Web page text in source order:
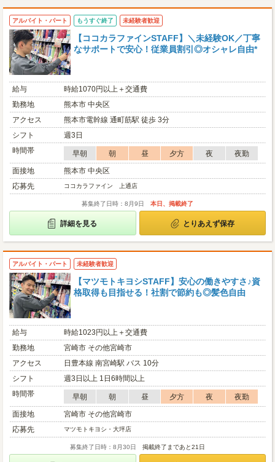
アルバイト・パート もうすぐ終了 未経験者歓迎
【ココカラファインSTAFF】＼未経験OK／丁寧
なサポートで安心！従業員割引◎オシャレ自由*
給与
時給1070円以上＋交通費
勤務地
熊本市 中央区
アクセス
熊本市電幹線 通町筋駅 徒歩 3分
シフト
週3日
時間帯
早朝 朝 昼 夕方 夜
夜勤
面接地
熊本市 中央区
応募先
ココカラファイン 上通店
募集終了日時：8月9日 本日、掲載終了
詳細を見る とりあえず保存
アルバイト・パート 未経験者歓迎
【マツモトキヨシSTAFF】安心の働きやすさ♪資
格取得も目指せる！社割で節約も◎髪色自由
給与
時給1023円以上＋交通費
勤務地
宮崎市 その他宮崎市
アクセス
日豊本線 南宮崎駅 バス 10分
シフト
週3日以上 1日6時間以上
時間帯
早朝 朝 昼 夕方 夜
夜勤
面接地
宮崎市 その他宮崎市
応募先
マツモトキヨシ・大坪店
募集終了日時：8月30日 掲載終了まであと21日